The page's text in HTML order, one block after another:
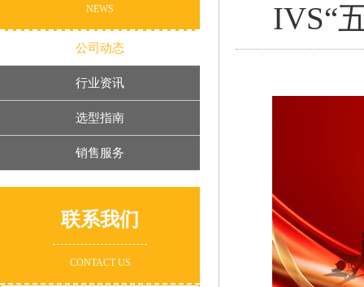
NEWS
公司动态
行业资讯
选型指南
销售服务
联系我们
CONTACT US
IVS“